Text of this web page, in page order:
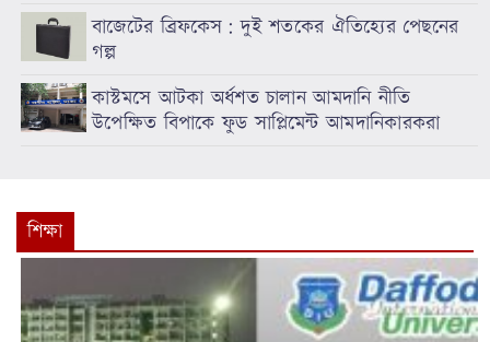
বাজেটের ব্রিফকেস: দুই শতকের ঐতিহ্যের পেছনের
গল্প
কাস্টমসে আটকা অর্ধশত চালান আমদানি নীতি
উপেক্ষিত বিপাকে ফুড সাপ্লিমেন্ট আমদানিকারকরা
শিক্ষা